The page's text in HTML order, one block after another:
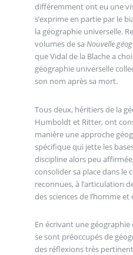
différemment ont eu une
s’exprime en partie par le
la géographie universelle.
volumes de sa Nouvelle
que Vidal de la Blache a
géographie universelle
son nom après sa mort.
Tous deux, héritiers de la
Humboldt et Ritter, ont
manière une approche
spécifique qui jette les
discipline alors peu
consolider sa place dans le
reconnues, à l’articulation
des sciences de l’homme et
En écrivant une
se sont préoccupés de
des réflexions très